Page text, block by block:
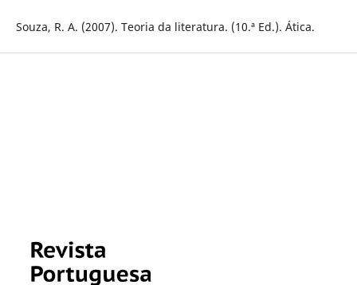
Souza, R. A. (2007). Teoria da literatura. (10.ª Ed.). Ática.